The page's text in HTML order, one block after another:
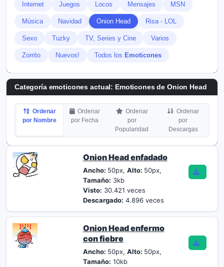
Internet Juegos Locos Mensajes MSN
Música Navidad Onion Head Risa - LOL
Sexo Tuzky TV, Series y Cine Varios
Zorrito Nuevos! Todos los Emoticones
Categoría emoticones actual: Emoticones de Onion Head
Ordenar
por Nombre
Ordenar
por Fecha
Ordenar
por
Popularidad
Ordenar
por
Descargas
Onion Head enfadado
Ancho: 50px, Alto: 50px,
Tamaño: 3kb
Visto: 30.421 veces
Descargado: 4.896 veces
Onion Head enfermo
con fiebre
Ancho: 50px, Alto: 50px,
Tamaño: 10kb